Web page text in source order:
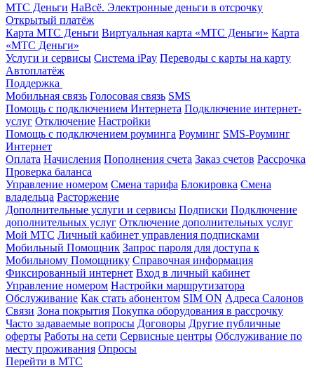
МТС Деньги НаВсё. Электронные деньги в отсрочку
Открытый платёж
Карта МТС Деньги Виртуальная карта «МТС Деньги» Карта
«МТС Деньги»
Услуги и сервисы Система iPay Переводы с карты на карту
Автоплатёж
Поддержка
Мобильная связь Голосовая связь SMS
Помощь с подключением Интернета Подключение интернет-
услуг Отключение Настройки
Помощь с подключением роуминга Роуминг SMS-Роуминг
Интернет
Оплата Начисления Пополнения счета Заказ счетов Рассрочка
Проверка баланса
Управление номером Смена тарифа Блокировка Смена
владельца Расторжение
Дополнительные услуги и сервисы Подписки Подключение
дополнительных услуг Отключение дополнительных услуг
Мой МТС Личный кабинет управления подписками
Мобильный Помощник Запрос пароля для доступа к
Мобильному Помощнику Справочная информация
Фиксированный интернет Вход в личный кабинет
Управление номером Настройки маршрутизатора
Обслуживание Как стать абонентом SIM ON Адреса Салонов
Связи Зона покрытия Покупка оборудования в рассрочку
Часто задаваемые вопросы Договоры Другие публичные
оферты Работы на сети Сервисные центры Обслуживание по
месту проживания Опросы
Перейти в МТС